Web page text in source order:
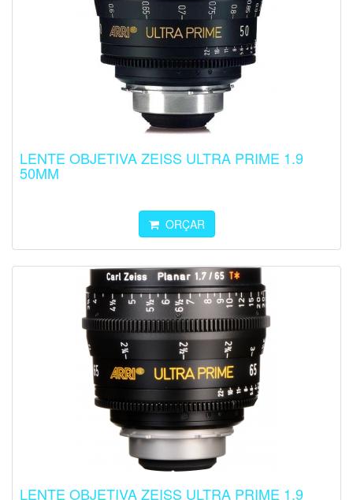
LENTE OBJETIVA ZEISS ULTRA PRIME 1.9
50MM
ORÇAR
LENTE OBJETIVA ZEISS ULTRA PRIME 1.9